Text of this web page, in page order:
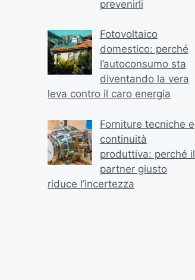
prevenirli
Fotovoltaico
domestico: perché
l’autoconsumo sta
diventando la vera
leva contro il caro energia
Forniture tecniche e
continuità
produttiva: perché il
partner giusto
riduce l’incertezza